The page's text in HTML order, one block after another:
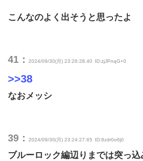
こんなのよく出そうと思ったよ
41： 2024/09/30(月) 23:26:28.40 ID:zjJPnqG+0
>>38
なおメッシ
39： 2024/09/30(月) 23:24:27.65 ID:8zdr0o6j0
ブルーロック編辺りまでは突っ